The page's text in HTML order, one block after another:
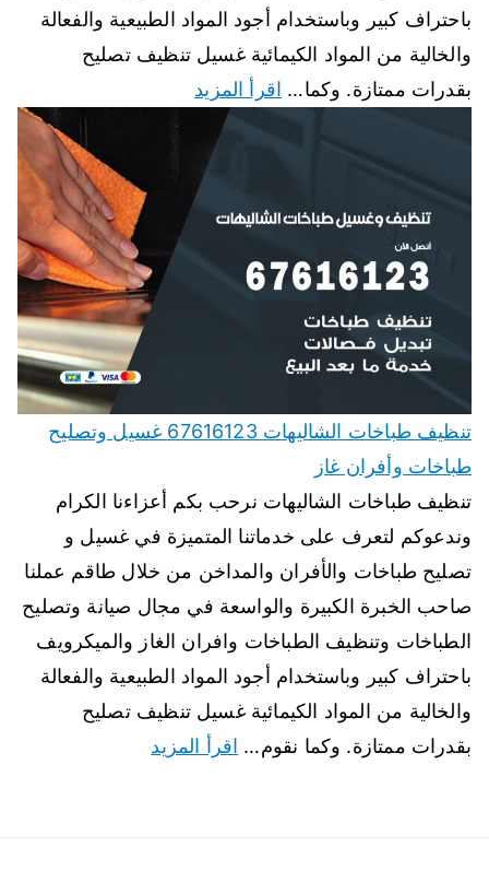
باحتراف كبير وباستخدام أجود المواد الطبيعية والفعالة
والخالية من المواد الكيمائية غسيل تنظيف تصليح
بقدرات ممتازة. وكما… اقرأ المزيد
تنظيف طباخات الشاليهات 67616123 غسيل وتصليح
طباخات وأفران غاز
تنظيف طباخات الشاليهات نرحب بكم أعزاءنا الكرام
وندعوكم لتعرف على خدماتنا المتميزة في غسيل و
تصليح طباخات والأفران والمداخن من خلال طاقم عملنا
صاحب الخبرة الكبيرة والواسعة في مجال صيانة وتصليح
الطباخات وتنظيف الطباخات وافران الغاز والميكرويف
باحتراف كبير وباستخدام أجود المواد الطبيعية والفعالة
والخالية من المواد الكيمائية غسيل تنظيف تصليح
بقدرات ممتازة. وكما نقوم… اقرأ المزيد